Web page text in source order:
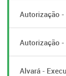
Autorização -
Autorização -
Alvará -